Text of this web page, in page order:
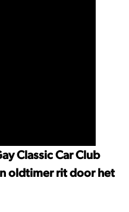
Classic Car Club
oldtimer rit door het